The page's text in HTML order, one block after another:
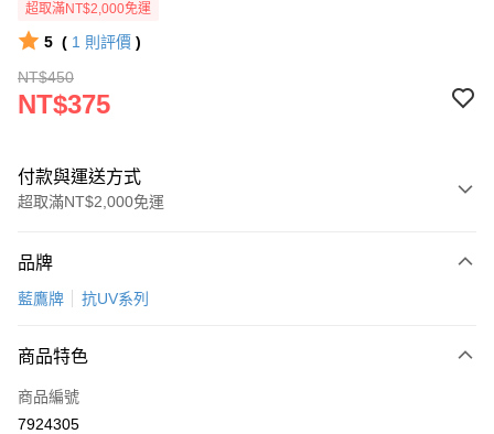
超取滿NT$2,000免運
5 ( 1 則評價 )
NT$450
NT$375
付款與運送方式
超取滿NT$2,000免運
信用卡一次付款
LINE Pay
Apple Pay
品牌
藍鷹牌 抗UV系列
商品特色
商品編號
7924305